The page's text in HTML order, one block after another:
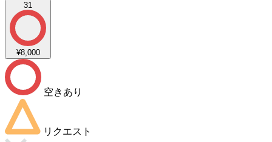
31
¥8,000
空きあり
リクエスト